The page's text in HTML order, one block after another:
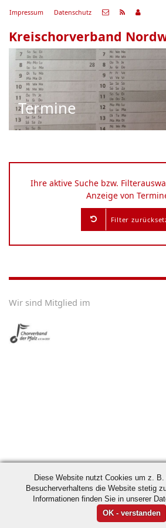
Impressum Datenschutz
Kreischorverband
Termine
Ihre aktive Suche bzw.
Anzeige von
Filter
Wir sind Mitglied im
Diese Website nutzt Cookies um z.
Besucherverhaltens die Website stetig
Informationen finden Sie in unserer